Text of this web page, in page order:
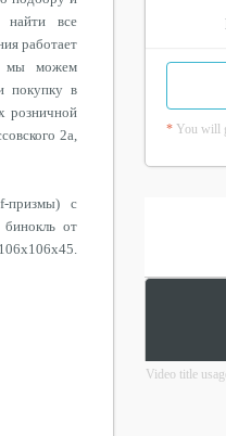
найти все
работает
мы можем
покупку в
розничной
2а,
призмы) с
бинокль от
* You will
Video title